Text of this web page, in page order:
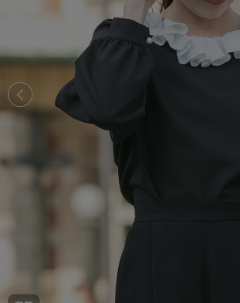
ームウェア (535)
(121)
(2005)
Z
その
他
ACYM
アシーム
adidas by Stella McCartney
アディダス バイ ステラマッカートニー
ALLISON BROWN